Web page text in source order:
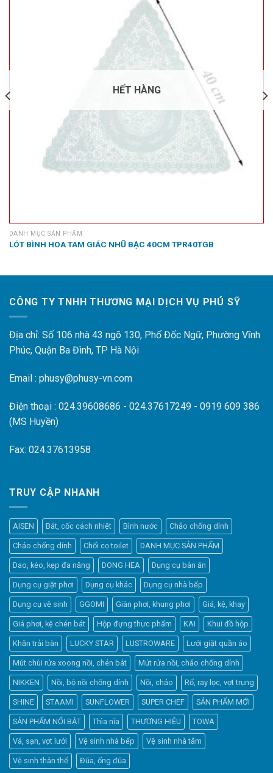
HẾT HÀNG
DANH MỤC SẢN PHẨM
LÓT BÌNH HOA TAM GIÁC NHŨ BẠC 40CM TPR40TGB
CÔNG TY TNHH THƯƠNG MẠI DỊCH VỤ PHÚ SỸ
Địa chỉ: Số 106 nhà 43 ngõ 130, Phố Đốc Ngữ, Phường Vĩnh
Phúc, Quận Ba Đình, TP Hà Nội
Email : phusy@phusy-vn.com
Điện thoại : 024.39608686 - 024.37617249 - 0919 609 386
(MS Huyền)
Fax: 024.37613958
TRUY CẬP NHANH
AISEN Bát, cốc cách nhiệt Bình nước Chảo chống dính
Chảo chống dính Chổi cọ toilet DANH MỤC SẢN PHẨM
Dao, kéo, kẹp đa năng DONG HEA Dụng cụ bàn ăn
Dụng cụ giặt phơi Dụng cụ khác Dụng cụ nhà bếp
Dụng cụ vệ sinh GGOMI Giàn phơi, khung phơi Giá, kệ, khay
Giá phơi, kệ chén bát Hộp đựng thực phẩm KAI Khui đồ hộp
Khăn trải bàn LUCKY STAR LUSTROWARE Lưới giặt quần áo
Mút chùi rửa xoong nồi, chén bát Mút rửa nồi, chảo chống dính
NIKKEN Nồi, bộ nồi chống dính Nồi, chảo Rổ, ray lọc, vợt trụng
SHINE STAAMI SUNFLOWER SUPER CHEF SẢN PHẨM MỚI
SẢN PHẨM NỔI BẬT Thìa nĩa THƯƠNG HIỆU TOWA
Vá, sạn, vợt lưới Vệ sinh nhà bếp Vệ sinh nhà tắm
Vệ sinh thân thể Đũa, ống đũa
Elfsight
Typically replies within a day